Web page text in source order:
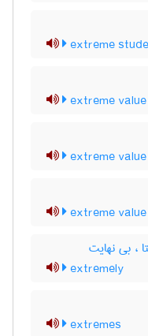
extreme
extreme value
extreme
extreme
، بی نهایت
extremely
extremes